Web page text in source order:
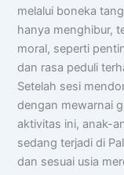
melalui boneka
hanya menghibur,
moral, seperti
dan rasa peduli
Setelah sesi
dengan mewarnai
aktivitas ini, anak-
sedang terjadi di
dan sesuai usia